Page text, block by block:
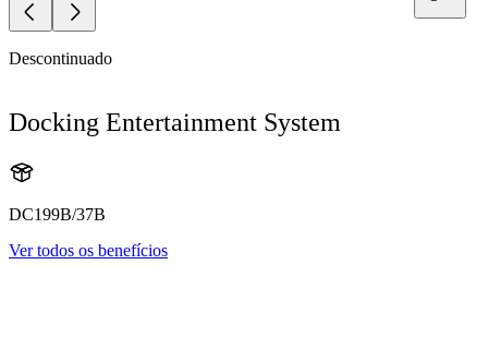
Descontinuado
Docking Entertainment System
DC199B/37B
Ver todos os benefícios